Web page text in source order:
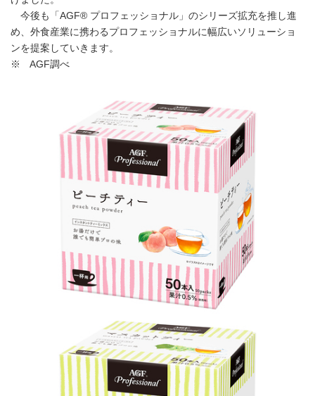
今後も「AGF® プロフェッショナル」のシリーズ拡充を推し進
め、外食産業に携わるプロフェッショナルに幅広いソリューショ
ンを提案していきます。
※ AGF調べ